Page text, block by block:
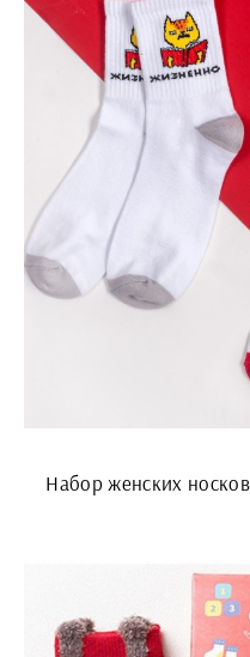
Набор женских